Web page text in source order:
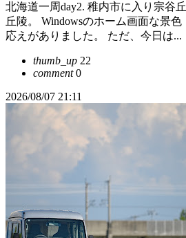
北海道一周day2. 稚内市に入り宗谷
丘陵。 Windowsのホーム画面な景
応えがありました。 ただ、今日は...
thumb_up 22
comment0
2026/08/07 21:11